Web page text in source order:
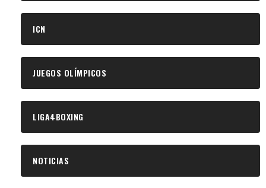
ICN
JUEGOS OLÍMPICOS
LIGA4BOXING
NOTICIAS